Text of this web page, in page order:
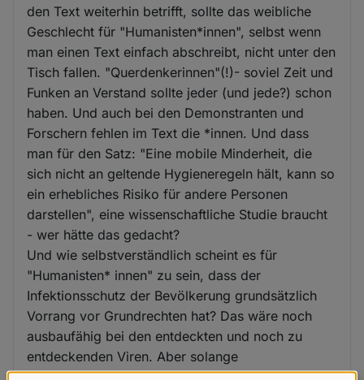
den Text weiterhin betrifft, sollte das weibliche
Geschlecht für "Humanisten*innen", selbst wenn
man einen Text einfach abschreibt, nicht unter den
Tisch fallen. "Querdenkerinnen"(!)- soviel Zeit und
Funken an Verstand sollte jeder (und jede?) schon
haben. Und auch bei den Demonstranten und
Forschern fehlen im Text die *innen. Und dass
man für den Satz: "Eine mobile Minderheit, die
sich nicht an geltende Hygieneregeln hält, kann so
ein erhebliches Risiko für andere Personen
darstellen", eine wissenschaftliche Studie braucht
- wer hätte das gedacht?
Und wie selbstverständlich scheint es für
"Humanisten* innen" zu sein, dass der
Infektionsschutz der Bevölkerung grundsätzlich
Vorrang vor Grundrechten hat? Das wäre noch
ausbaufähig bei den entdeckten und noch zu
entdeckenden Viren. Aber solange
Grundrechtsentzug nur für "Querdenker"- Demos